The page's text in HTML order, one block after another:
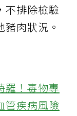
不排除檢驗
肉狀況。
羅！毒物專
管疾病風險